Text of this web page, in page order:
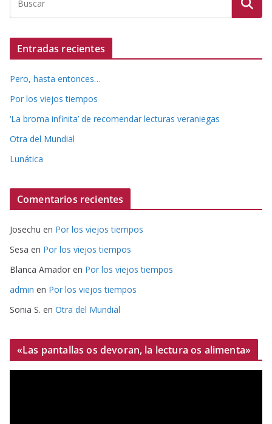
Entradas recientes
Pero, hasta entonces…
Por los viejos tiempos
‘La broma infinita’ de recomendar lecturas veraniegas
Otra del Mundial
Lunática
Comentarios recientes
Josechu en Por los viejos tiempos
Sesa en Por los viejos tiempos
Blanca Amador en Por los viejos tiempos
admin en Por los viejos tiempos
Sonia S. en Otra del Mundial
«Las pantallas os devoran, la lectura os alimenta»